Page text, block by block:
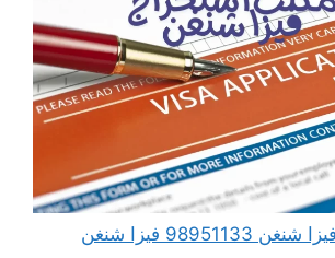
مكتب استخراج فيزا شنغن 98951133 فيزا شنغن